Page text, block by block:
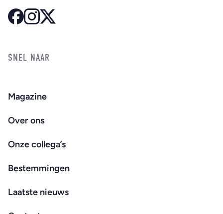
SNEL NAAR
Magazine
Over ons
Onze collega’s
Bestemmingen
Laatste nieuws